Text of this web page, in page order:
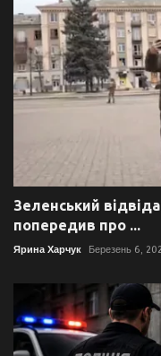
Зеленський
попередив про ...
Ярина Харчук Березень 6,